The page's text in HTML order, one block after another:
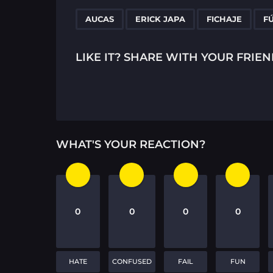
P
g
t
AUCAS ERICK JAPA FICHAJE
LIKE IT? SHARE WITH YOUR
WHAT'S YOUR REACTION?
0
HATE
0
CONFUSED
0
FAIL
0
FUN